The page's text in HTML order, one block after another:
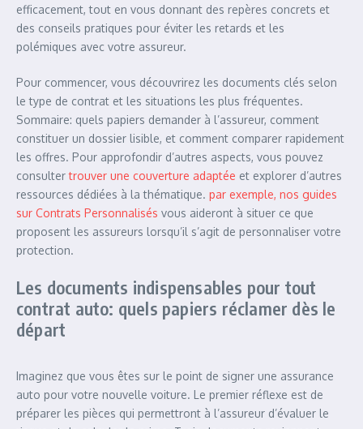
efficacement, tout en vous donnant des repères concrets et
des conseils pratiques pour éviter les retards et les
polémiques avec votre assureur.
Pour commencer, vous découvrirez les documents clés selon
le type de contrat et les situations les plus fréquentes.
Sommaire: quels papiers demander à l’assureur, comment
constituer un dossier lisible, et comment comparer rapidement
les offres. Pour approfondir d’autres aspects, vous pouvez
consultertrouver une couverture adaptée et explorer d’autres
ressources dédiées à la thématique. par exemple, nos guides
sur Contrats Personnalisés vous aideront à situer ce que
proposent les assureurs lorsqu’il s’agit de personnaliser votre
protection.
Les documents indispensables pour tout
contrat auto: quels papiers réclamer dès le
départ
Imaginez que vous êtes sur le point de signer une assurance
auto pour votre nouvelle voiture. Le premier réflexe est de
préparer les pièces qui permettront à l’assureur d’évaluer le